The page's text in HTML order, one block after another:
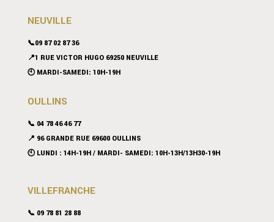
NEUVILLE
📞09 87 02 87 36
📍1 RUE VICTOR HUGO 69250 NEUVILLE
🕙 MARDI-SAMEDI: 10H-19H
OULLINS
📞 04 78 46 46 77
📍 96 GRANDE RUE 69600 OULLINS
🕙 LUNDI : 14H-19H / MARDI- SAMEDI: 10H-13H/13H30-19H
VILLEFRANCHE
📞 09 78 81 28 88